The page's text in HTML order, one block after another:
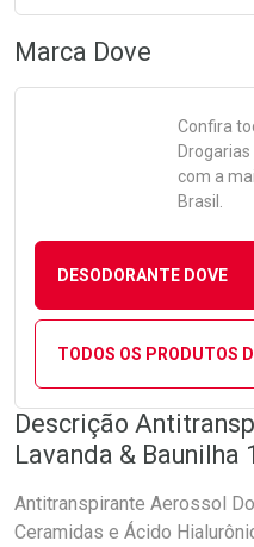
Marca Dove
Confira
com a
Brasil.
DESODORANTE DOVE
TODOS OS PRODUTOS
Descrição
Lavanda & Baunilha
Antitranspirante Aerossol
Ceramidas e Ácido